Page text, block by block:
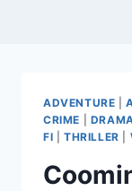
ADVENTURE |
CRIME
FI
THRILLER